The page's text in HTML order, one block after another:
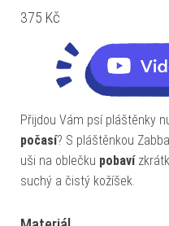
375 Kč
Přijdou Vám psí pláštěnky
počasí? S pláštěnkou
uši na oblečku pobaví
suchý a čistý kožíšek.